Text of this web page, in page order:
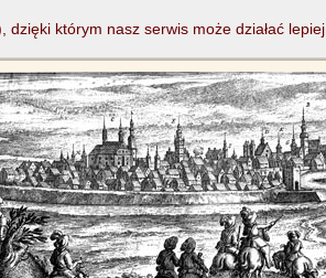
którym nasz serwis może działać lepiej.